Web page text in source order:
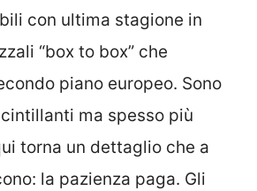
con ultima stagione in
“box to box” che
piano europeo. Sono
ma spesso più
torna un dettaglio che a
la pazienza paga. Gli